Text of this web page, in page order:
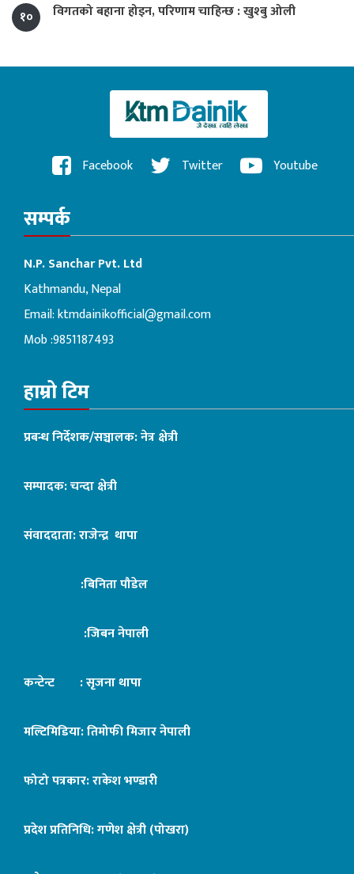
१०
विगतको बहाना होइन, परिणाम चाहिन्छ : खुश्बु ओली
Facebook Twitter Youtube
सम्पर्क
N.P. Sanchar Pvt. Ltd
Kathmandu, Nepal
Email:ktmdainikofficial@gmail.com
Mob :9851187493
हाम्रो टिम
प्रबन्ध निर्देशक/सञ्चालक: नेत्र क्षेत्री
सम्पादक: चन्दा क्षेत्री
संवाददाता: राजेन्द्र थापा
:बिनिता पौडेल
:जिबन नेपाली
कन्टेन्ट : सृजना थापा
मल्टिमिडिया: तिमोफी मिजार नेपाली
फोटो पत्रकार: राकेश भण्डारी
प्रदेश प्रतिनिधि: गणेश क्षेत्री (पोखरा)